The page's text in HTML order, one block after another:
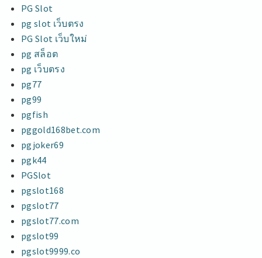
PG Slot
pg slot เว็บตรง
PG Slot เว็บใหม่
pg สล็อต
pg เว็บตรง
pg77
pg99
pgfish
pggold168bet.com
pgjoker69
pgk44
PGSlot
pgslot168
pgslot77
pgslot77.com
pgslot99
pgslot9999.co